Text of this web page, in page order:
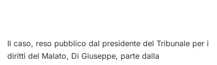
Il caso, reso pubblico dal presidente del Tribunale per i
diritti del Malato, Di Giuseppe, parte dalla